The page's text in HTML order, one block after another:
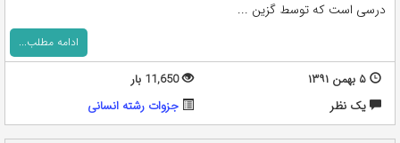
درسی است که توسط گزین ...
ادامه مطلب...
۵ بهمن ۱۳۹۱
11,650 بار
يک نظر
جزوات رشته انسانی